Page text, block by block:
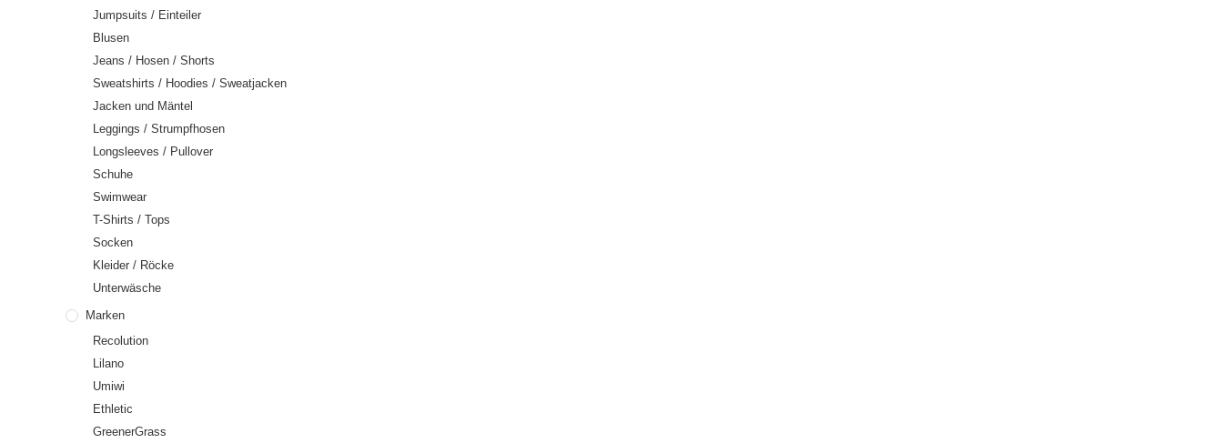
Jumpsuits / Einteiler
Blusen
Jeans / Hosen / Shorts
Sweatshirts / Hoodies / Sweatjacken
Jacken und Mäntel
Leggings / Strumpfhosen
Longsleeves / Pullover
Schuhe
Swimwear
T-Shirts / Tops
Socken
Kleider / Röcke
Unterwäsche
Marken
Recolution
Lilano
Umiwi
Ethletic
GreenerGrass